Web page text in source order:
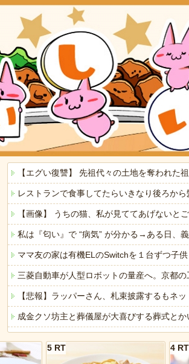
【エグい復讐】 先祖代々の土地を奪われ
レストランで食事してたらいきなり後ろか
【画像】 うちの猫、私が見ててあげないと
私は『匂い』で “病気” が分かる→ある日、
ママ友の家は有機ELのSwitchを１台ずつ子
三菱自動車が人型ロボットの量産へ。京都
【悲報】ラッパーさん、札束披露するもネ
成金クソ坊主と葬儀屋が大喜びする葬式と
【画像】思わず保存したくなる「笑える画
5 RT 4 RT